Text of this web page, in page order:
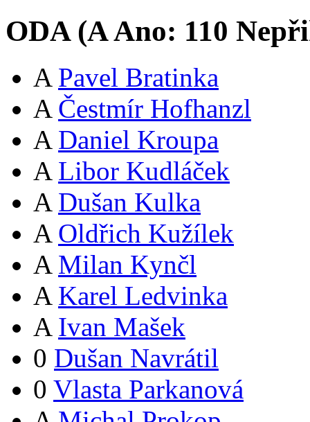
ODA (AAno: 110
A Pavel Bratinka
A Čestmír Hofhanzl
A Daniel Kroupa
A Libor Kudláček
A Dušan Kulka
A Oldřich Kužílek
A Milan Kynčl
A Karel Ledvinka
A Ivan Mašek
0 Dušan Navrátil
0 Vlasta Parkanová